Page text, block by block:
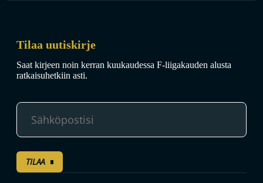
Tilaa uutiskirje
Saat kirjeen noin kerran kuukaudessa F-liigakauden alusta
ratkaisuhetkiin asti.
TILAA